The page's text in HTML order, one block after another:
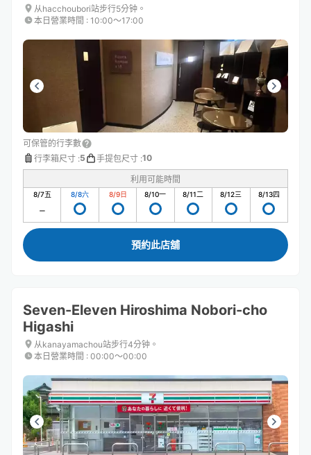
从hacchoubori站步行5分钟。
本日營業時間 : 10:00〜17:00
可保管的行李數
行李箱尺寸 :5 手提包尺寸 :10
利用可能時間
8/7五 8/8六 8/9日 8/10一 8/11二 8/12三 8/13四
預約此店舖
Seven-Eleven Hiroshima Nobori-cho
Higashi
从kanayamachou站步行4分钟。
本日營業時間 : 00:00〜00:00